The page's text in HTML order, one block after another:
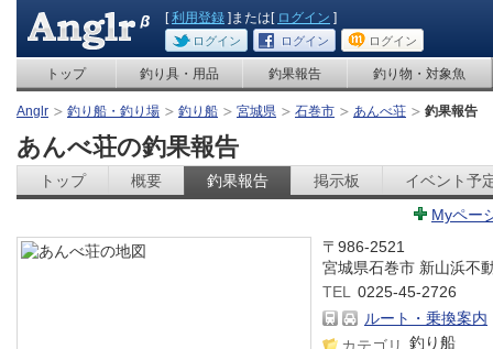
[利用登録 ]または[ ログイン ]
ログイン ログイン ログイン
トップ 釣り具・用品 釣果報告 釣り物・対象魚
Anglr 釣り船・釣り場 釣り船 宮城県 石巻市 あんべ荘 釣果報告
あんべ荘の釣果報告
トップ 概要 釣果報告 掲示板
イベント予
Myペー
〒986-2521
宮城県石巻市 新山浜不
TEL
0225-45-2726
ルート・乗換案内
釣り船